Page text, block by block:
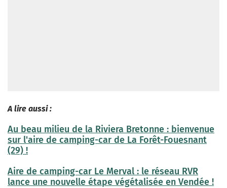
A lire aussi :
Au beau milieu de la Riviera Bretonne : bienvenue
sur l'aire de camping-car de La Forêt-Fouesnant
(29) !
Aire de camping-car Le Merval : le réseau RVR
lance une nouvelle étape végétalisée en Vendée !